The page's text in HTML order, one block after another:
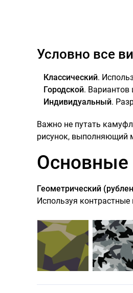
Условно все
Классический.
Городской. Вариантов
Индивидуальный.
Важно не путать
рисунок, выполняющий
Геометрический
Используя